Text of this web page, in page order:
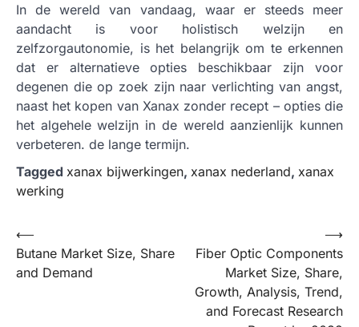
In de wereld van vandaag, waar er steeds meer
aandacht is voor holistisch welzijn en
zelfzorgautonomie, is het belangrijk om te erkennen
dat er alternatieve opties beschikbaar zijn voor
degenen die op zoek zijn naar verlichting van angst,
naast het kopen van Xanax zonder recept – opties die
het algehele welzijn in de wereld aanzienlijk kunnen
verbeteren. de lange termijn.
Tagged xanax bijwerkingen, xanax nederland, xanax
werking
Post
navigation
⟵
Butane Market Size, Share
and Demand
Fiber Optic Components
Market Size, Share,
Growth, Analysis, Trend,
and Forecast Research
⟶